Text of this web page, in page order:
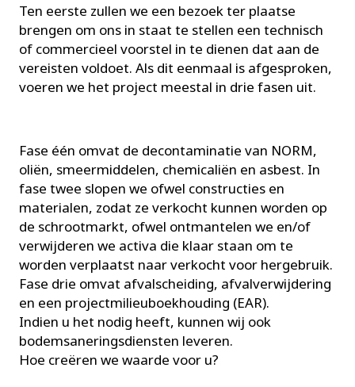
Ten eerste zullen we een bezoek ter plaatse
brengen om ons in staat te stellen een technisch
of commercieel voorstel in te dienen dat aan de
vereisten voldoet. Als dit eenmaal is afgesproken,
voeren we het project meestal in drie fasen uit.
Fase één omvat de decontaminatie van NORM,
oliën, smeermiddelen, chemicaliën en asbest. In
fase twee slopen we ofwel constructies en
materialen, zodat ze verkocht kunnen worden op
de schrootmarkt, ofwel ontmantelen we en/of
verwijderen we activa die klaar staan om te
worden verplaatst naar verkocht voor hergebruik.
Fase drie omvat afvalscheiding, afvalverwijdering
en een projectmilieuboekhouding (EAR).
Indien u het nodig heeft, kunnen wij ook
bodemsaneringsdiensten leveren.
Hoe creëren we waarde voor u?